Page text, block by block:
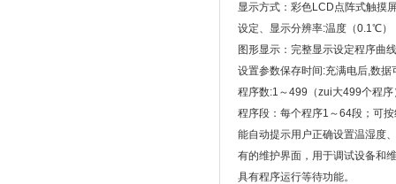
显示方式：彩色LCD点阵式触摸
设定、显示分辨率:温度（0.1℃
图形显示：完整显示设定程序曲
设置参数保存时间:充满电后,数据
程序数:1～499（zui大499个程序
程序段：每个程序1～64段；可
能自动提示用户正确设置温湿度
有的维护界面，用于调试设备和
具有程序运行等待功能。